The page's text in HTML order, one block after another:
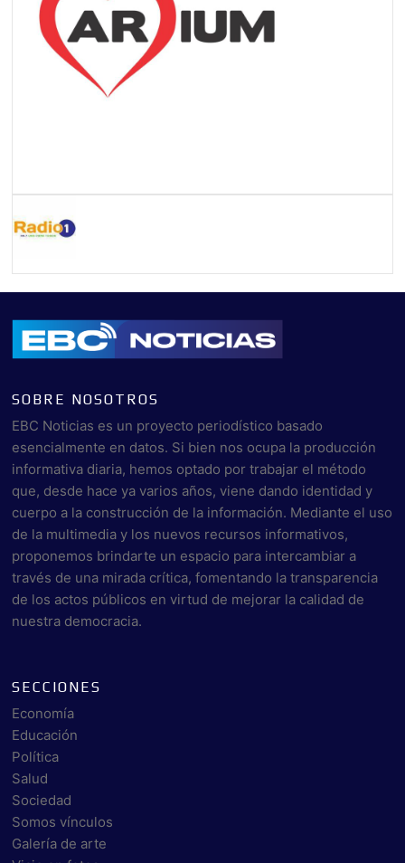
SOBRE NOSOTROS
EBC Noticias es un proyecto periodístico basado
esencialmente en datos. Si bien nos ocupa la producción
informativa diaria, hemos optado por trabajar el método
que, desde hace ya varios años, viene dando identidad y
cuerpo a la construcción de la información. Mediante el uso
de la multimedia y los nuevos recursos informativos,
proponemos brindarte un espacio para intercambiar a
través de una mirada crítica, fomentando la transparencia
de los actos públicos en virtud de mejorar la calidad de
nuestra democracia.
SECCIONES
Economía
Educación
Política
Salud
Sociedad
Somos vínculos
Galería de arte